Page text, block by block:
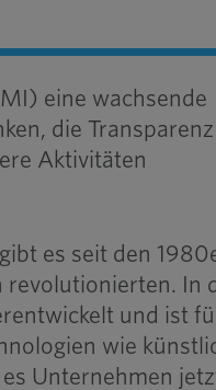
eine wachsende
die Transparenz
Aktivitäten
es seit den
revolutionierten. In
und ist
wie
Unternehmen